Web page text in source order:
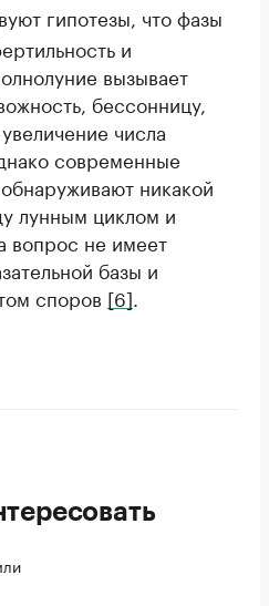
гипотезы, что фазы
и
вызывает
бессонницу,
числа
современные
никакой
лунным циклом и
вопрос не имеет
базы и
споров [6]